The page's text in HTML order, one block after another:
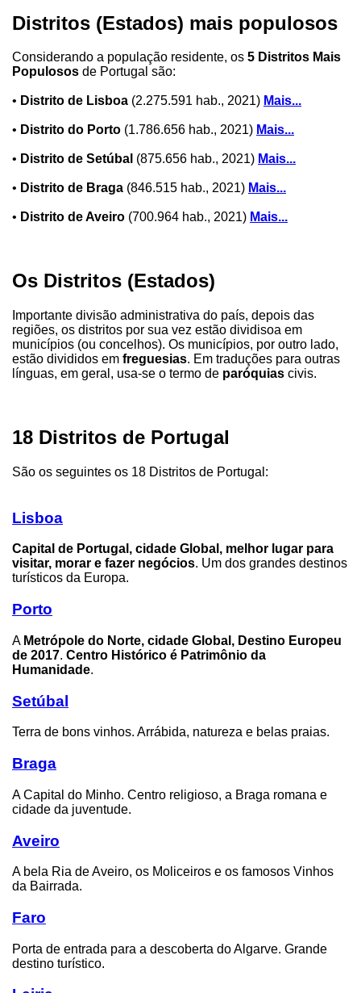
Distritos (Estados) mais populosos
Considerando a população residente, os 5 Distritos Mais
Populosos de Portugal são:
• Distrito de Lisboa (2.275.591 hab., 2021) Mais...
• Distrito do Porto (1.786.656 hab., 2021) Mais...
• Distrito de Setúbal (875.656 hab., 2021) Mais...
• Distrito de Braga (846.515 hab., 2021) Mais...
• Distrito de Aveiro (700.964 hab., 2021) Mais...
Os Distritos (Estados)
Importante divisão administrativa do país, depois das
regiões, os distritos por sua vez estão dividisoa em
municípios (ou concelhos). Os municípios, por outro lado,
estão divididos em freguesias. Em traduções para outras
línguas, em geral, usa-se o termo de paróquias civis.
18 Distritos de Portugal
São os seguintes os 18 Distritos de Portugal:
Lisboa
Capital de Portugal, cidade Global, melhor lugar para
visitar, morar e fazer negócios. Um dos grandes destinos
turísticos da Europa.
Porto
A Metrópole do Norte, cidade Global, Destino Europeu
de 2017. Centro Histórico é Patrimônio da
Humanidade.
Setúbal
Terra de bons vinhos. Arrábida, natureza e belas praias.
Braga
A Capital do Minho. Centro religioso, a Braga romana e
cidade da juventude.
Aveiro
A bela Ria de Aveiro, os Moliceiros e os famosos Vinhos
da Bairrada.
Faro
Porta de entrada para a descoberta do Algarve. Grande
destino turístico.